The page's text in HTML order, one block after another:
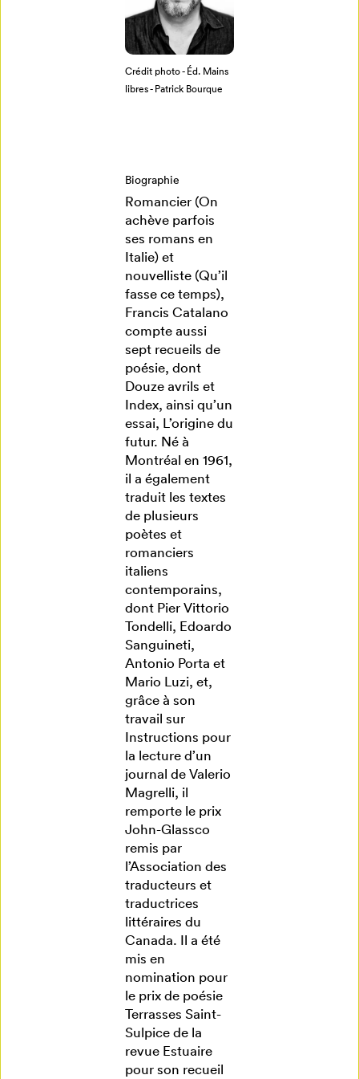
Crédit photo - Éd. Mains
libres - Patrick Bourque
Biographie
Romancier (On
achève parfois
ses romans en
Italie) et
nouvelliste (Qu’il
fasse ce temps),
Francis Catalano
compte aussi
sept recueils de
poésie, dont
Douze avrils et
Index, ainsi qu’un
essai, L’origine du
futur. Né à
Montréal en 1961,
il a également
traduit les textes
de plusieurs
poètes et
romanciers
italiens
contemporains,
dont Pier Vittorio
Tondelli, Edoardo
Sanguineti,
Antonio Porta et
Mario Luzi, et,
grâce à son
travail sur
Instructions pour
la lecture d’un
journal de Valerio
Magrelli, il
remporte le prix
John-Glassco
remis par
l’Association des
traducteurs et
traductrices
littéraires du
Canada. Il a été
mis en
nomination pour
le prix de poésie
Terrasses Saint-
Sulpice de la
revue Estuaire
pour son recueil
créez votre
profil Mon
Salon
Se connecter
Créer un
profil
Annuler